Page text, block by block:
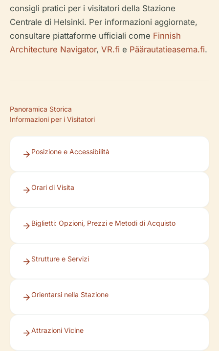
consigli pratici per i visitatori della Stazione
Centrale di Helsinki. Per informazioni aggiornate,
consultare piattaforme ufficiali come Finnish
Architecture Navigator, VR.fi e Päärautatieasema.fi.
Panoramica Storica
Informazioni per i Visitatori
Posizione e Accessibilità
Orari di Visita
Biglietti: Opzioni, Prezzi e Metodi di Acquisto
Strutture e Servizi
Orientarsi nella Stazione
Attrazioni Vicine